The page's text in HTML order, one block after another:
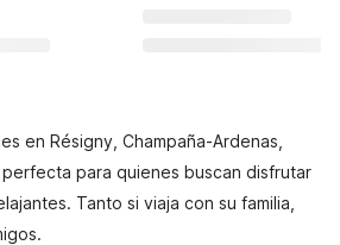
en Résigny, Champaña-Ardenas,
para quienes buscan disfrutar
Tanto si viaja con su familia,